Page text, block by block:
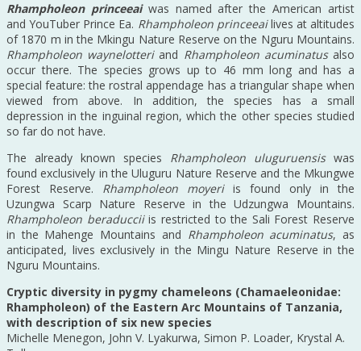
Rhampholeon princeeaiwas named after the American artist
and YouTuber Prince Ea. Rhampholeon princeeailives at altitudes
of 1870 m in the Mkingu Nature Reserve on the Nguru Mountains.
Rhampholeon waynelotteriand Rhampholeon acuminatusalso
occur there. The species grows up to 46 mm long and has a
special feature: the rostral appendage has a triangular shape when
viewed from above. In addition, the species has a small
depression in the inguinal region, which the other species studied
so far do not have.
The already known species Rhampholeon uluguruensiswas
found exclusively in the Uluguru Nature Reserve and the Mkungwe
Forest Reserve. Rhampholeon moyeriis found only in the
Uzungwa Scarp Nature Reserve in the Udzungwa Mountains.
Rhampholeon beraducciiis restricted to the Sali Forest Reserve
in the Mahenge Mountains and Rhampholeon acuminatus, as
anticipated, lives exclusively in the Mingu Nature Reserve in the
Nguru Mountains.
Cryptic diversity in pygmy chameleons (Chamaeleonidae:
Rhampholeon) of the Eastern Arc Mountains of Tanzania,
with description of six new species
Michelle Menegon, John V. Lyakurwa, Simon P. Loader, Krystal A.